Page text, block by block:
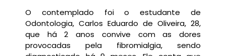
O contemplado foi o estudante de
Odontologia, Carlos Eduardo de Oliveira, 28,
que há 2 anos convive com as dores
provocadas pela fibromialgia, sendo